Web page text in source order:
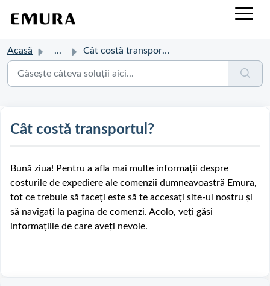
Acasă ... Cât costă transportul?
Cât costă transportul?
Bună ziua! Pentru a afla mai multe informații despre
costurile de expediere ale comenzii dumneavoastră Emura,
tot ce trebuie să faceți este să te accesați site-ul nostru și
să navigați la pagina de comenzi. Acolo, veți găsi
informațiile de care aveți nevoie.